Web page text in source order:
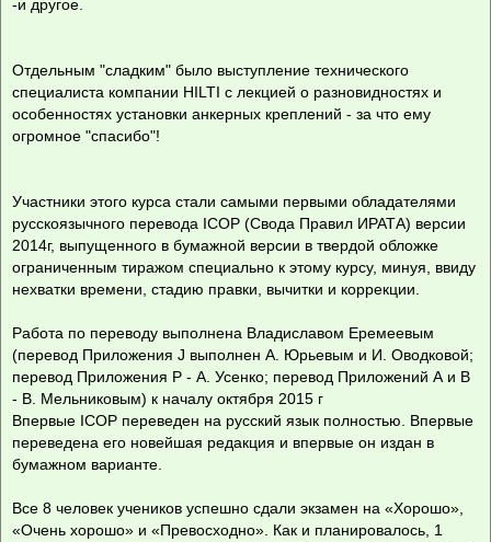
-и другое.
Отдельным "сладким" было выступление технического
специалиста компании HILTI с лекцией о разновидностях и
особенностях установки анкерных креплений - за что ему
огромное "спасибо"!
Участники этого курса стали самыми первыми обладателями
русскоязычного перевода ICOP (Свода Правил ИРАТА) версии
2014г, выпущенного в бумажной версии в твердой обложке
ограниченным тиражом специально к этому курсу, минуя, ввиду
нехватки времени, стадию правки, вычитки и коррекции.
Работа по переводу выполнена Владиславом Еремеевым
(перевод Приложения J выполнен А. Юрьевым и И. Оводковой;
перевод Приложения P - А. Усенко; перевод Приложений А и В
- В. Мельниковым) к началу октября 2015 г
Впервые ICOP переведен на русский язык полностью. Впервые
переведена его новейшая редакция и впервые он издан в
бумажном варианте.
Все 8 человек учеников успешно сдали экзамен на «Хорошо»,
«Очень хорошо» и «Превосходно». Как и планировалось, 1